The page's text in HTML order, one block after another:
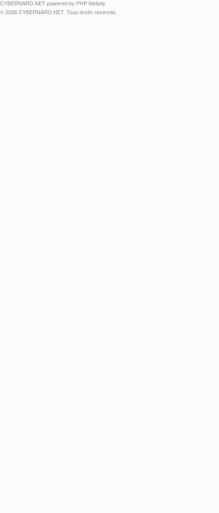
CYBERNARD.NET powered by PHP Melody.
© 2026 CYBERNARD.NET. Tous droits réservés